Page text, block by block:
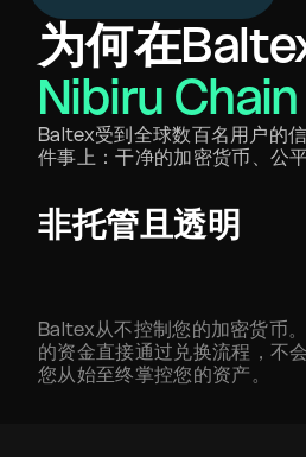
为何在
Nibiru Chain
Baltex受到全球数百名用户的
件事上：干净的加密货币、公
非托管且透明
Baltex从不控制您的加密货币
的资金直接通过兑换流程，不
您从始至终掌控您的资产。